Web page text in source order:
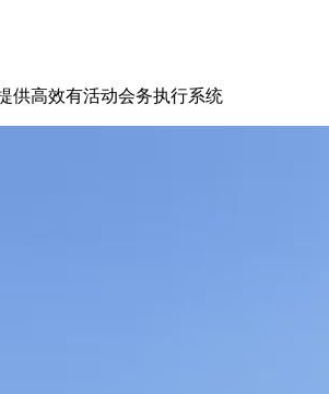
供高效有活动会务执行系统